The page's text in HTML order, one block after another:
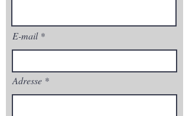
E-mail
Adresse